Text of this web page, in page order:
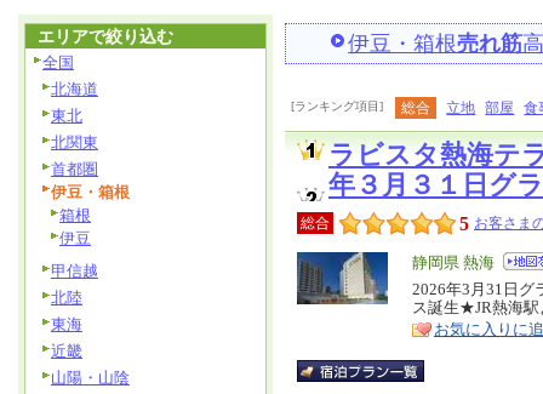
伊豆・箱根売れ筋
[ランキング項目] 総合 立地 部屋 食
ラビスタ熱海テ
年３月３１日グ
総合 5 お客さま
エ
リ
ア
静岡県 熱海
特
徴
2026年3月31日グ
ス誕生★JR熱海駅
お気に入りに
エリアで絞り込む
全国
北海道
東北
北関東
首都圏
伊豆・箱根
箱根
伊豆
甲信越
北陸
東海
近畿
山陽・山陰